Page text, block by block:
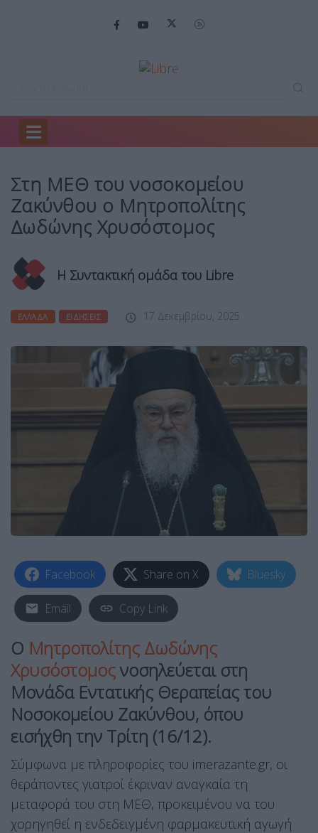
Home
Στη ΜΕΘ του νοσοκομείου
Ζακύνθου ο Μητροπολίτης
Δωδώνης Χρυσόστομος
Η Συντακτική ομάδα του Libre
ΕΛΛΆΔΑ ΕΙΔΉΣΕΙΣ 17 Δεκεμβρίου, 2025
Facebook Share on X Bluesky
Email Copy Link
Ο Μητροπολίτης Δωδώνης
Χρυσόστομοςνοσηλεύεται στη
Μονάδα Εντατικής Θεραπείας του
Νοσοκομείου Ζακύνθου, όπου
εισήχθη την Τρίτη (16/12).
Σύμφωνα με πληροφορίες του imerazante.gr, οι
θεράποντες γιατροί έκριναν αναγκαία τη
μεταφορά του στη ΜΕΘ, προκειμένου να του
χορηγηθεί η ενδεδειγμένη φαρμακευτική αγωγή